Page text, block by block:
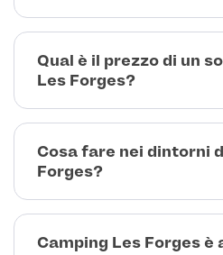
Qual è il prezzo di un
Les Forges?
Cosa fare nei dintorni
Forges?
Camping Les Forges